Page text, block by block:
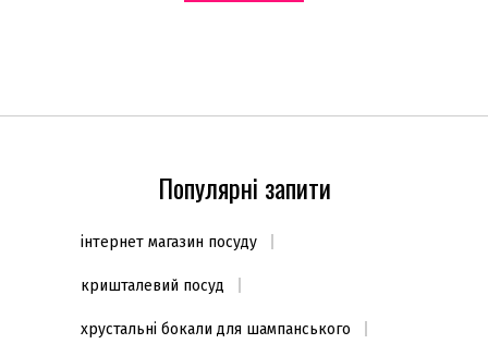
Популярні запити
інтернет магазин посуду
кришталевий посуд
хрустальні бокали для шампанського